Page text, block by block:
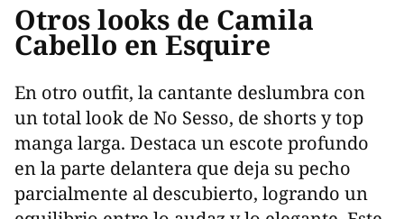
Otros looks de Camila
Cabello en Esquire
En otro outfit, la cantante deslumbra con
un total look de No Sesso, de shorts y top
manga larga. Destaca un escote profundo
en la parte delantera que deja su pecho
parcialmente al descubierto, logrando un